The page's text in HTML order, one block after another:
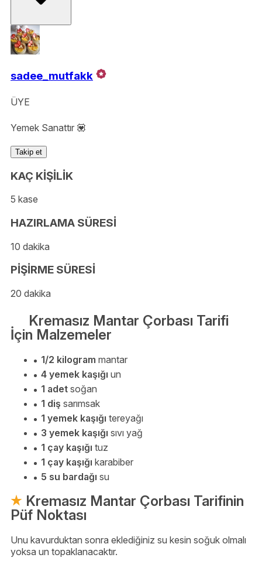
sadee_mutfakk
ÜYE
Yemek Sanattır 💟
Takip et
KAÇ KİŞİLİK
5 kase
HAZIRLAMA SÜRESİ
10 dakika
PİŞİRME SÜRESİ
20 dakika
Kremasız Mantar Çorbası Tarifi
İçin Malzemeler
1/2 kilogram mantar
4 yemek kaşığı un
1 adet soğan
1 diş sarımsak
1 yemek kaşığı tereyağı
3 yemek kaşığı sıvı yağ
1 çay kaşığı tuz
1 çay kaşığı karabiber
5 su bardağı su
Kremasız Mantar Çorbası Tarifinin
Püf Noktası
Unu kavurduktan sonra eklediğiniz su kesin soğuk olmalı
yoksa un topaklanacaktır.